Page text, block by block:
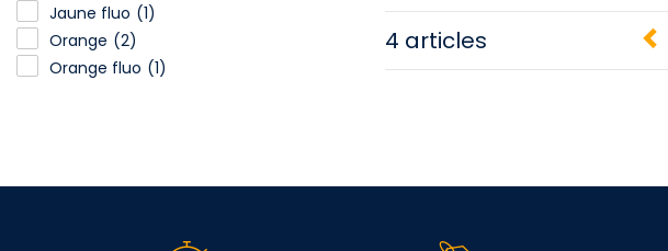
Jaune fluo (1)
Orange (2)
Orange fluo (1)
4 articles